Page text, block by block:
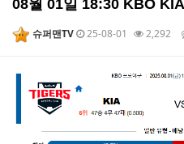
08월 01일 18:30 KBO
슈퍼맨TV 25-08-01 2,292
본문